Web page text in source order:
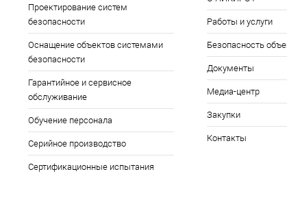
Проектирование систем
безопасности
Оснащение объектов системами
безопасности
Гарантийное и сервисное
обслуживание
Обучение персонала
Серийное производство
Сертификационные испытания
Работы и услуги
Безопасность
Документы
Медиа-центр
Закупки
Контакты